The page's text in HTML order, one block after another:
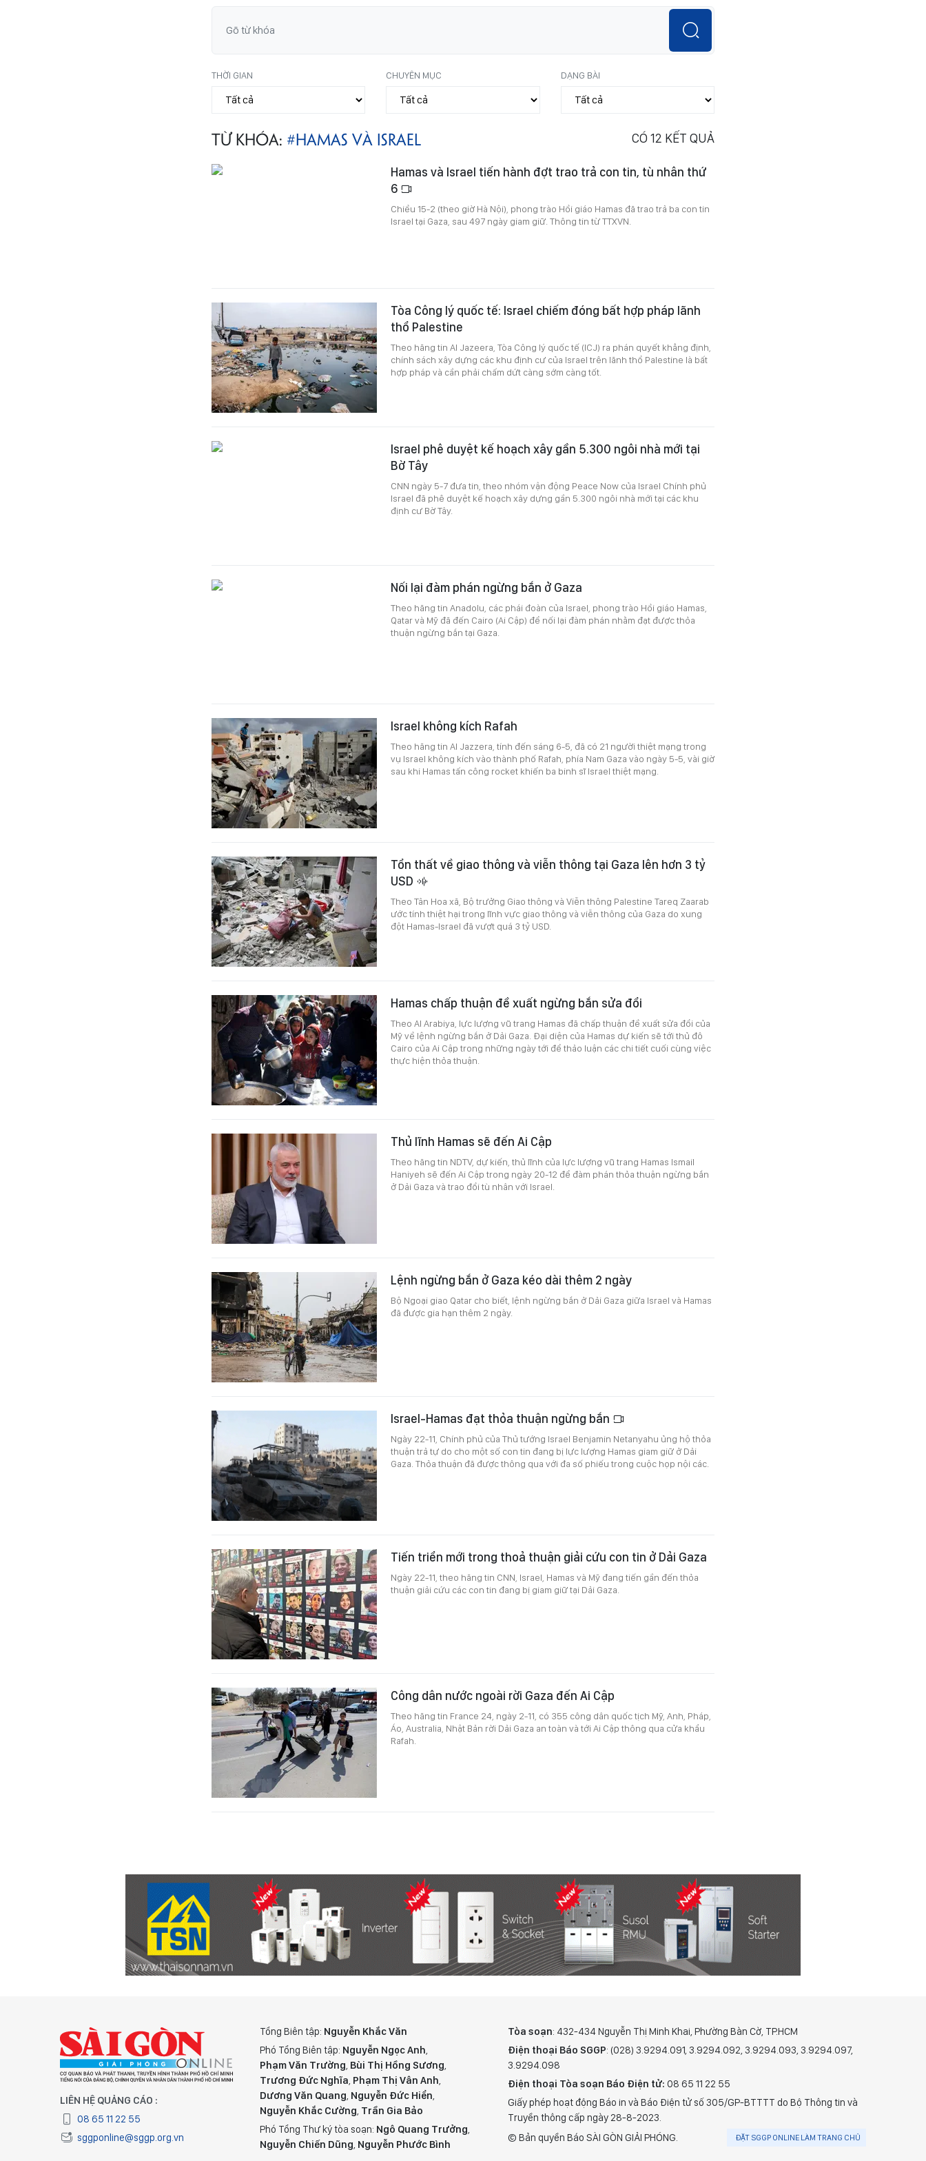
THỜI GIAN CHUYÊN MỤC DẠNG BÀI
TỪ KHÓA: #HAMAS VÀ ISRAEL CÓ 12 KẾT QUẢ
Hamas và Israel tiến hành đợt trao trả con tin, tù nhân thứ
6
Chiều 15-2 (theo giờ Hà Nội), phong trào Hồi giáo Hamas đã trao trả ba con tin
Israel tại Gaza, sau 497 ngày giam giữ. Thông tin từ TTXVN.
Tòa Công lý quốc tế: Israel chiếm đóng bất hợp pháp lãnh
thổ Palestine
Theo hãng tin Al Jazeera, Tòa Công lý quốc tế (ICJ) ra phán quyết khẳng định,
chính sách xây dựng các khu định cư của Israel trên lãnh thổ Palestine là bất
hợp pháp và cần phải chấm dứt càng sớm càng tốt.
Israel phê duyệt kế hoạch xây gần 5.300 ngôi nhà mới tại
Bờ Tây
CNN ngày 5-7 đưa tin, theo nhóm vận động Peace Now của Israel Chính phủ
Israel đã phê duyệt kế hoạch xây dựng gần 5.300 ngôi nhà mới tại các khu
định cư Bờ Tây.
Nối lại đàm phán ngừng bắn ở Gaza
Theo hãng tin Anadolu, các phái đoàn của Israel, phong trào Hồi giáo Hamas,
Qatar và Mỹ đã đến Cairo (Ai Cập) để nối lại đàm phán nhằm đạt được thỏa
thuận ngừng bắn tại Gaza.
Israel không kích Rafah
Theo hãng tin Al Jazzera, tính đến sáng 6-5, đã có 21 người thiệt mạng trong
vụ Israel không kích vào thành phố Rafah, phía Nam Gaza vào ngày 5-5, vài giờ
sau khi Hamas tấn công rocket khiến ba binh sĩ Israel thiệt mạng.
Tổn thất về giao thông và viễn thông tại Gaza lên hơn 3 tỷ
USD
Theo Tân Hoa xã, Bộ trưởng Giao thông và Viễn thông Palestine Tareq Zaarab
ước tính thiệt hại trong lĩnh vực giao thông và viễn thông của Gaza do xung
đột Hamas-Israel đã vượt quá 3 tỷ USD.
Hamas chấp thuận đề xuất ngừng bắn sửa đổi
Theo Al Arabiya, lực lượng vũ trang Hamas đã chấp thuận đề xuất sửa đổi của
Mỹ về lệnh ngừng bắn ở Dải Gaza. Đại diện của Hamas dự kiến sẽ tới thủ đô
Cairo của Ai Cập trong những ngày tới để thảo luận các chi tiết cuối cùng việc
thực hiện thỏa thuận.
Thủ lĩnh Hamas sẽ đến Ai Cập
Theo hãng tin NDTV, dự kiến, thủ lĩnh của lực lượng vũ trang Hamas Ismail
Haniyeh sẽ đến Ai Cập trong ngày 20-12 để đàm phán thỏa thuận ngừng bắn
ở Dải Gaza và trao đổi tù nhân với Israel.
Lệnh ngừng bắn ở Gaza kéo dài thêm 2 ngày
Bộ Ngoại giao Qatar cho biết, lệnh ngừng bắn ở Dải Gaza giữa Israel và Hamas
đã được gia hạn thêm 2 ngày.
Israel-Hamas đạt thỏa thuận ngừng bắn
Ngày 22-11, Chính phủ của Thủ tướng Israel Benjamin Netanyahu ủng hộ thỏa
thuận trả tự do cho một số con tin đang bị lực lượng Hamas giam giữ ở Dải
Gaza. Thỏa thuận đã được thông qua với đa số phiếu trong cuộc họp nội các.
Tiến triển mới trong thoả thuận giải cứu con tin ở Dải Gaza
Ngày 22-11, theo hãng tin CNN, Israel, Hamas và Mỹ đang tiến gần đến thỏa
thuận giải cứu các con tin đang bị giam giữ tại Dải Gaza.
Công dân nước ngoài rời Gaza đến Ai Cập
Theo hãng tin France 24, ngày 2-11, có 355 công dân quốc tịch Mỹ, Anh, Pháp,
Áo, Australia, Nhật Bản rời Dải Gaza an toàn và tới Ai Cập thông qua cửa khẩu
Rafah.
LIÊN HỆ QUẢNG CÁO :
08 65 11 22 55
sggponline@sggp.org.vn
Tổng Biên tập: Nguyễn Khắc Văn
Phó Tổng Biên tập: Nguyễn Ngọc Anh,
Phạm Văn Trường, Bùi Thị Hồng Sương,
Trương Đức Nghĩa, Phạm Thị Vân Anh,
Dương Văn Quang, Nguyễn Đức Hiển,
Nguyễn Khắc Cường, Trần Gia Bảo
Phó Tổng Thư ký tòa soạn: Ngô Quang Trưởng,
Nguyễn Chiến Dũng, Nguyễn Phước Bình
Tòa soạn: 432-434 Nguyễn Thị Minh Khai, Phường Bàn Cờ, TP.HCM
Điện thoại Báo SGGP: (028) 3.9294.091, 3.9294.092, 3.9294.093, 3.9294.097,
3.9294.098
Điện thoại Tòa soạn Báo Điện tử: 08 65 11 22 55
Giấy phép hoạt động Báo in và Báo Điện tử số 305/GP-BTTTT do Bộ Thông tin và
Truyền thông cấp ngày 28-8-2023.
© Bản quyền Báo SÀI GÒN GIẢI PHÓNG.
ĐẶT SGGP ONLINE LÀM TRANG CHỦ